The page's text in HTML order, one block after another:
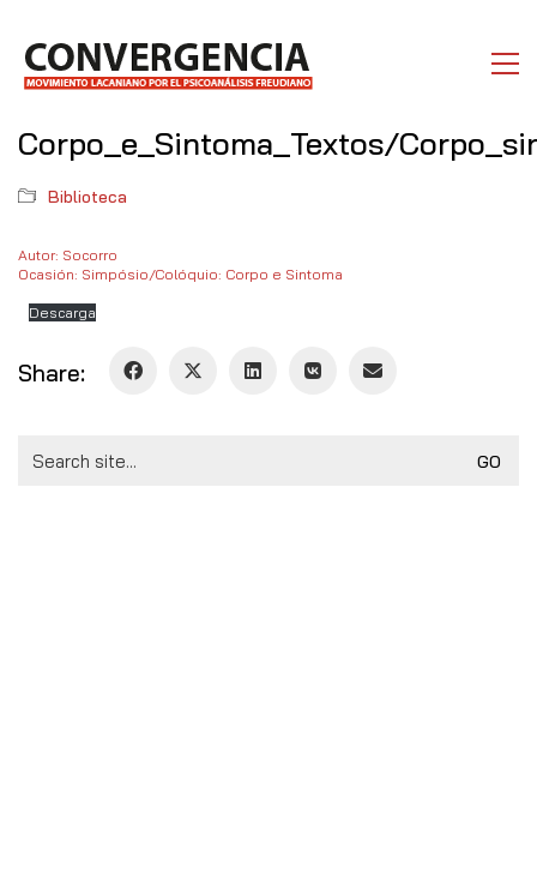
Corpo_e_Sintoma_Textos/
Biblioteca
Autor: Socorro
Ocasión: Simpósio/Colóquio: Corpo e Sintoma
Descarga
Share:
for: